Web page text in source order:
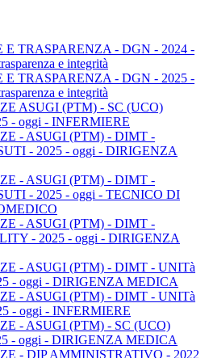
TRASPARENZA - DGN - 2024 -
e integrità
TRASPARENZA - DGN - 2025 -
e integrità
ASUGI (PTM) - SC (UCO)
- oggi - INFERMIERE
- ASUGI (PTM) - DIMT -
- 2025 - oggi - DIRIGENZA
- ASUGI (PTM) - DIMT -
- 2025 - oggi - TECNICO DI
- ASUGI (PTM) - DIMT -
- 2025 - oggi - DIRIGENZA
- ASUGI (PTM) - DIMT - UNITà
- oggi - DIRIGENZA MEDICA
- ASUGI (PTM) - DIMT - UNITà
- oggi - INFERMIERE
- ASUGI (PTM) - SC (UCO)
- oggi - DIRIGENZA MEDICA
- DIP AMMINISTRATIVO - 2022